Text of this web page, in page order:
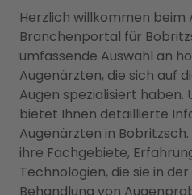
Herzlich willkommen beim
Branchenportal für
umfassende Auswahl an
Augenärzten, die sich auf
Augen spezialisiert
bietet Ihnen detaillierte
Augenärzten in
ihre Fachgebiete,
Technologien, die sie in